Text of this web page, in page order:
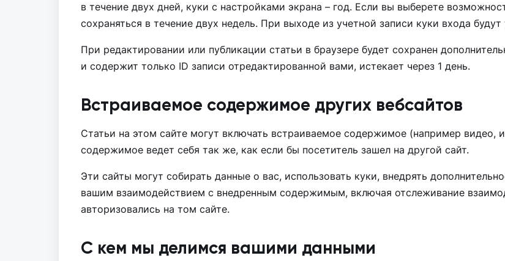
в течение двух дней, куки с настройками экрана – год. Если вы выберете
сохраняться в течение двух недель. При выходе из учетной записи куки входа будут
При редактировании или публикации статьи в браузере будет сохранен
и содержит только ID записи отредактированной вами, истекает через 1 день.
Встраиваемое содержимое других вебсайтов
Статьи на этом сайте могут включать встраиваемое содержимое (например видео,
содержимое ведет себя так же, как если бы посетитель зашел на другой сайт.
Эти сайты могут собирать данные о вас, использовать куки, внедрять
вашим взаимодействием с внедренным содержимым, включая отслеживание
авторизовались на том сайте.
С кем мы делимся вашими данными